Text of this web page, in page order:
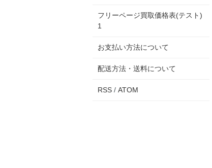
フリーページ買取価格表(テスト)
1
お支払い方法について
配送方法・送料について
RSS / ATOM